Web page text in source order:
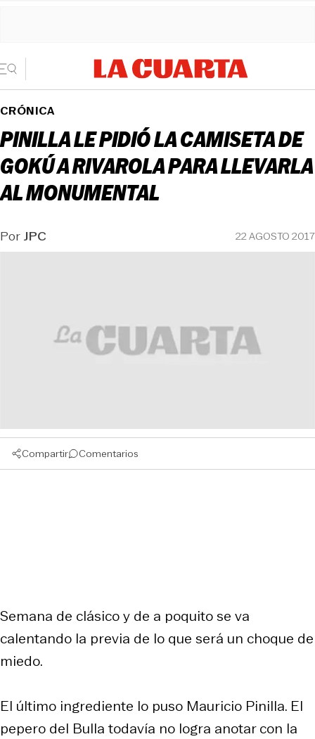
CRÓNICA
PINILLA LE PIDIÓ LA CAMISETA DE
GOKÚ A RIVAROLA PARA LLEVARLA
AL MONUMENTAL
PorJPC 22 AGOSTO 2017
Compartir Comentarios
Semana de clásico y de a poquito se va
calentando la previa de lo que será un choque de
miedo.
El último ingrediente lo puso Mauricio Pinilla. El
pepero del Bulla todavía no logra anotar con la